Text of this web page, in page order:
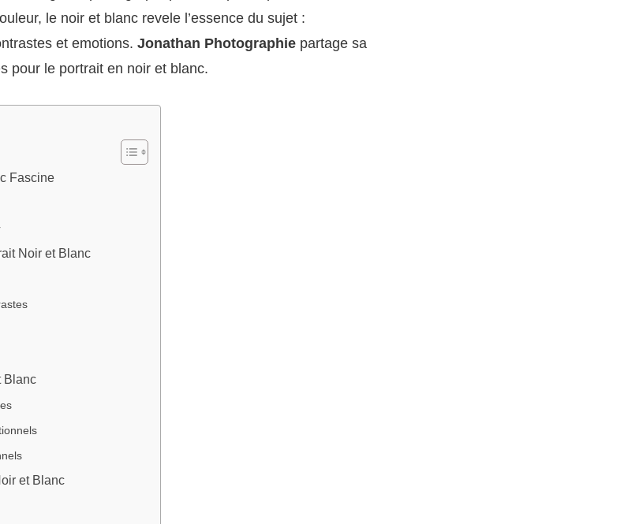
le noir et blanc revele l’essence du sujet :
et emotions. Jonathan Photographie partage sa
pour le portrait en noir et blanc.
Fascine
Noir et Blanc
Blanc
et Blanc